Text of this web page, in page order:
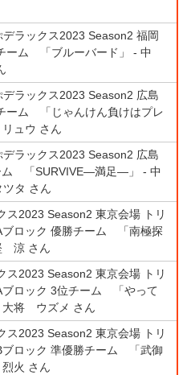
デラックス2023 Season2 福岡
ーム 「ブルーバード」 - 中
デラックス2023 Season2 広島
ーム 「じゃんけん負けはプレ
ュウ さん
デラックス2023 Season2 広島
ム 「SURVIVE―満足―」 - 中
タ さん
ス2023 Season2 東京会場 トリ
ブロック 優勝チーム 「南極探
涼 さん
ス2023 Season2 東京会場 トリ
ブロック 3位チーム 「やって
大将 ウズメ さん
ス2023 Season2 東京会場 トリ
ブロック 準優勝チーム 「武御
火 さん